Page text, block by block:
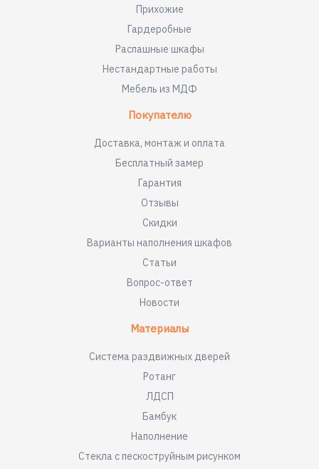
Прихожие
Гардеробные
Распашные шкафы
Нестандартные работы
Мебель из МДФ
Покупателю
Доставка, монтаж и оплата
Бесплатный замер
Гарантия
Отзывы
Скидки
Варианты наполнения шкафов
Статьи
Вопрос-ответ
Новости
Материалы
Система раздвижных дверей
Ротанг
ЛДСП
Бамбук
Наполнение
Стекла с пескоструйным рисунком